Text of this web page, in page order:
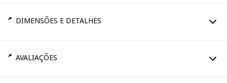
DIMENSÕES E DETALHES
AVALIAÇÕES